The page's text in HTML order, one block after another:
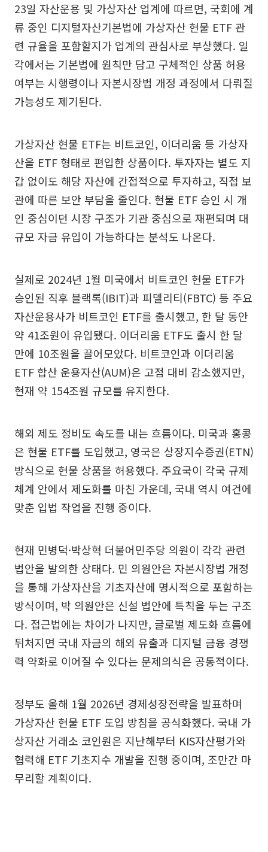
23일 자산운용 및 가상자산 업계에 따르면, 국회에 계
류 중인 디지털자산기본법에 가상자산 현물 ETF 관
련 규율을 포함할지가 업계의 관심사로 부상했다. 일
각에서는 기본법에 원칙만 담고 구체적인 상품 허용
여부는 시행령이나 자본시장법 개정 과정에서 다뤄질
가능성도 제기된다.
가상자산 현물 ETF는 비트코인, 이더리움 등 가상자
산을 ETF 형태로 편입한 상품이다. 투자자는 별도 지
갑 없이도 해당 자산에 간접적으로 투자하고, 직접 보
관에 따른 보안 부담을 줄인다. 현물 ETF 승인 시 개
인 중심이던 시장 구조가 기관 중심으로 재편되며 대
규모 자금 유입이 가능하다는 분석도 나온다.
실제로 2024년 1월 미국에서 비트코인 현물 ETF가
승인된 직후 블랙록(IBIT)과 피델리티(FBTC) 등 주요
자산운용사가 비트코인 ETF를 출시했고, 한 달 동안
약 41조원이 유입됐다. 이더리움 ETF도 출시 한 달
만에 10조원을 끌어모았다. 비트코인과 이더리움
ETF 합산 운용자산(AUM)은 고점 대비 감소했지만,
현재 약 154조원 규모를 유지한다.
해외 제도 정비도 속도를 내는 흐름이다. 미국과 홍콩
은 현물 ETF를 도입했고, 영국은 상장지수증권(ETN)
방식으로 현물 상품을 허용했다. 주요국이 각국 규제
체계 안에서 제도화를 마친 가운데, 국내 역시 여건에
맞춘 입법 작업을 진행 중이다.
현재 민병덕·박상혁 더불어민주당 의원이 각각 관련
법안을 발의한 상태다. 민 의원안은 자본시장법 개정
을 통해 가상자산을 기초자산에 명시적으로 포함하는
방식이며, 박 의원안은 신설 법안에 특칙을 두는 구조
다. 접근법에는 차이가 나지만, 글로벌 제도화 흐름에
뒤처지면 국내 자금의 해외 유출과 디지털 금융 경쟁
력 약화로 이어질 수 있다는 문제의식은 공통적이다.
정부도 올해 1월 2026년 경제성장전략을 발표하며
가상자산 현물 ETF 도입 방침을 공식화했다. 국내 가
상자산 거래소 코인원은 지난해부터 KIS자산평가와
협력해 ETF 기초지수 개발을 진행 중이며, 조만간 마
무리할 계획이다.